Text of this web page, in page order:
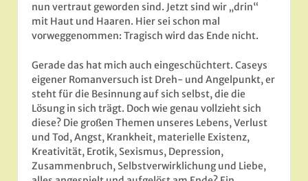
nun vertraut geworden sind. Jetzt sind wir „drin“
mit Haut und Haaren. Hier sei schon mal
vorweggenommen: Tragisch wird das Ende nicht.
Gerade das hat mich auch eingeschüchtert. Caseys
eigener Romanversuch ist Dreh- und Angelpunkt, er
steht für die Besinnung auf sich selbst, die die
Lösung in sich trägt. Doch wie genau vollzieht sich
diese? Die großen Themen unseres Lebens, Verlust
und Tod, Angst, Krankheit, materielle Existenz,
Kreativität, Erotik, Sexismus, Depression,
Zusammenbruch, Selbstverwirklichung und Liebe,